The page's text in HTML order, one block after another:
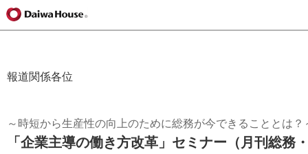
報道関係各位
～時短から生産性の向上のために総務が今できることとは？
「企業主導の働き方改革」セミナー（月刊総務